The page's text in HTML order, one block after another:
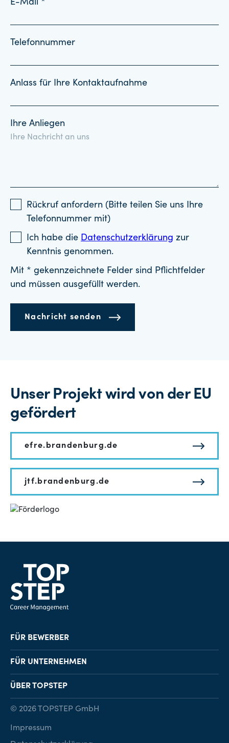
E-Mail *
Telefonnummer
Anlass für Ihre Kontaktaufnahme
Ihre Anliegen
Rückruf anfordern (Bitte teilen Sie uns Ihre
Telefonnummer mit)
Ich habe die Datenschutzerklärung zur
Kenntnis genommen.
Mit * gekennzeichnete Felder sind Pflichtfelder
und müssen ausgefüllt werden.
Nachricht senden
Unser Projekt wird von der EU
gefördert
efre.brandenburg.de
jtf.brandenburg.de
FÜR BEWERBER
Job-Finder
Karriereberatung
FÜR UNTERNEHMEN
Personalvermittlung
Personalsuche
ÜBER TOPSTEP
Kontakt
© 2026 TOPSTEP GmbH
Impressum